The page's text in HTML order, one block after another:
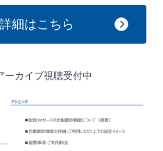
細はこちら
ーカイブ視聴受付中